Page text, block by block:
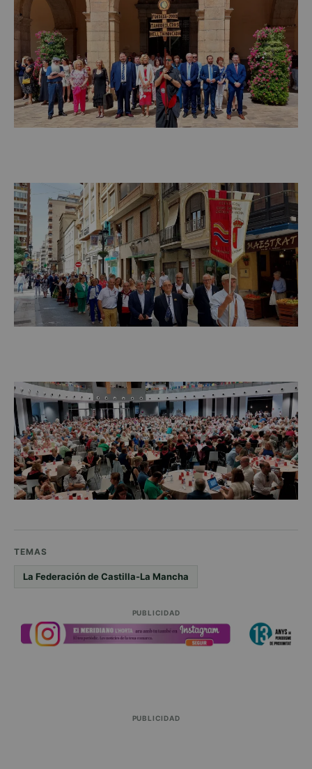
TEMAS
La Federación de Castilla-La Mancha
PUBLICIDAD
PUBLICIDAD